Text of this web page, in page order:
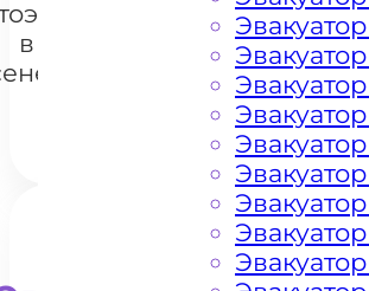
в районе
Москва